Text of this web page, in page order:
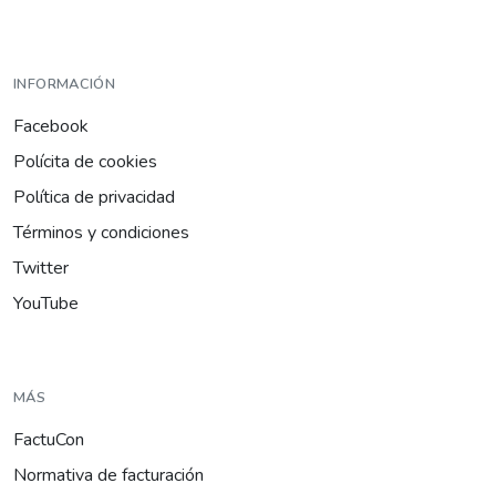
INFORMACIÓN
Facebook
Polícita de cookies
Política de privacidad
Términos y condiciones
Twitter
YouTube
MÁS
FactuCon
Normativa de facturación